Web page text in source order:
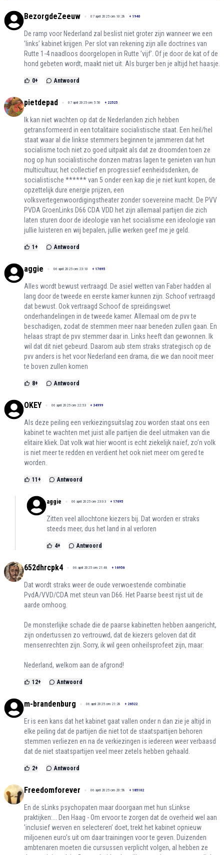
BezorgdeZeeuw 07 april 2025 om 10:28 + 1940
De ramp voor Nederland zal beslist niet groter zijn wanneer we een
’links’ kabinet krijgen. Per slot van rekening zijn alle doctrines van
Rutte 1-4 naadloos doorgelopen in Rutte ’vijf’. Of je door de kat of de
hond gebeten wordt, maakt niet uit. Als burger ben je altijd het haasje.
0+ Antwoord
pietdepad 07 april 2025 om 5:50 + 22525
Ik kan niet wachten op dat de Nederlanden zich hebben
getransformeerd in een totalitaire socialistische staat. Een heil/hel
staat waar al die linkse stemmers beginnen te jammeren dat het
socialisme toch niet zo goed uitpakt als dat ze droomden toen ze
nog op hun socialistische donzen matras lagen te genieten van hun
multicultuur, het collectief en progressief eenheidsdenken, de
socialistische ****** van 5 onder een kap die je niet kunt kopen, de
opzettelijk dure energie prijzen, een
volksvertegenwoordigingstheater zonder soevereine macht. De PVV
PVDA GroenLinks D66 CDA VDD het zijn allemaal partijen die zich
laten sturen door de ideologie van het socialisme een ideologie van
jullie luisteren en wij bepalen, jullie werken geef me je geld.
1+ Antwoord
aggie 06 april 2025 om 23:10 + 17695
Alles wordt bewust vertraagd. De asiel wetten van Faber hadden al
lang door de tweede en eerste kamer kunnen zijn. Schoof vertraagd
dat bewust. Ook vertraagd Schoof de spreidingswet
onderhandelingen in de tweede kamer. Allemaal om de pvv te
beschadigen, zodat de stemmen meer naar beneden zullen gaan. En
helaas strapt de pvv stemmer daar in. Links heeft dan gewonnen. Ik
wil dat dit niet gebeurd. Daarom aub stem straks strategisch op de
pvv anders is het voor Nederland een drama, die we dan nooit meer
te boven zullen komen
8+ Antwoord
OKEY 06 april 2025 om 22:53 + 34999
Als deze peiling een verkiezingsuitslag zou worden staat ons een
kabinet te wachten met juist alle partijen die deel uitmaken van die
elitaire kliek. Dat volk wat hier woont is echt ziekelijk naïef, zo’n volk
is niet meer te redden en verdient het ook niet meer om gered te
worden.
11+ Antwoord
aggie 06 april 2025 om 23:03 + 17695
Zitten veel allochtone kiezers bij. Dat worden er straks
steeds meer, dus het land in al verloren
4+ Antwoord
652dhrcpk4 06 april 2025 om 21:48 + 16956
Dat wordt straks weer de oude verwoestende combinatie
PvdA/VVD/CDA met steun van D66. Het Paarse beest rijst uit de
aarde omhoog.
De monsterlijke schade die de paarse kabinetten hebben aangericht,
zijn ondertussen zo vertrouwd, dat de kiezers geloven dat dit
mensenrechten zijn. Sorry, ik wil geen onheilsprofeet zijn, maar:
Nederland, welkom aan de afgrond!
12+ Antwoord
m-brandenburg 06 april 2025 om 21:28 + 26522
Er is een kans dat het kabinet gaat vallen onder n dan zie je altijd in
elke peiling dat de partijen die niet tot de staatspartijen behoren
stemmen verliezen en na de verkiezingen is iedereen weer verbaasd
dat de niet staatspartijen veel meer zetels hebben gehaald.
2+ Antwoord
Freedomforever 06 april 2025 om 20:58 + 185102
En de sLinks psychopaten maar doorgaan met hun sLinkse
praktijken:... Den Haag - Om ervoor te zorgen dat de overheid wel aan
’inclusief werven en selecteren’ doet, trekt het kabinet opnieuw
miljoenen euro’s uit om daar trainingen voor te geven. Duizenden
ambtenaren moeten die cursussen verplicht volgen, al hebben ze